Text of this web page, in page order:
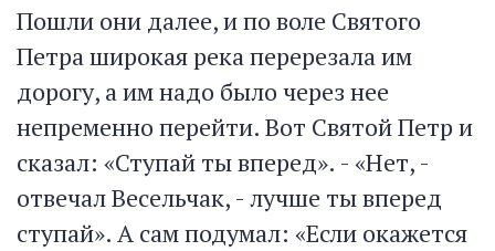
Пошли они далее, и по воле Святого
Петра широкая река перерезала им
дорогу, а им надо было через нее
непременно перейти. Вот Святой Петр и
сказал: «Ступай ты вперед». - «Нет, -
отвечал Весельчак, - лучше ты вперед
ступай». А сам подумал: «Если окажется